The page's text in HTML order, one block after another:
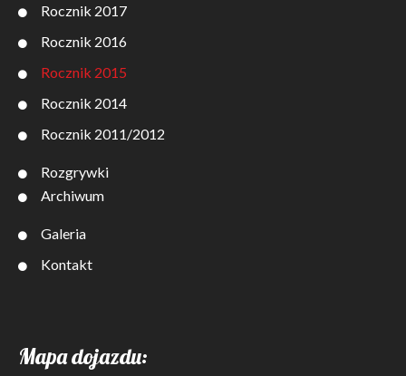
Rocznik 2017
Rocznik 2016
Rocznik 2015
Rocznik 2014
Rocznik 2011/2012
Rozgrywki
Archiwum
Galeria
Kontakt
Mapa dojazdu: